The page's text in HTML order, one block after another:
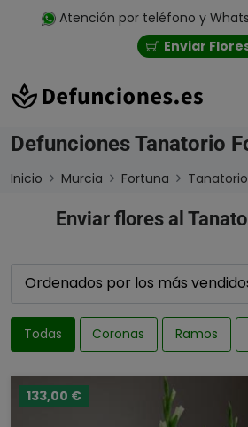
Atención por teléfono y
Enviar
Defunciones Tanatorio
Inicio Murcia Fortuna
Enviar flores al
Todas Coronas Ramos
133,00 €